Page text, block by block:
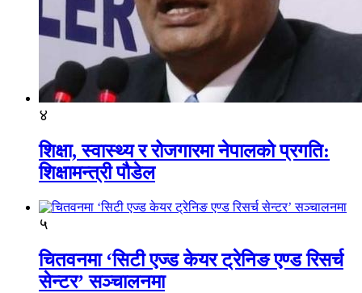
४
शिक्षा, स्वास्थ्य र रोजगारमा नेपालको प्रगति:
शिक्षामन्त्री पौडेल
५
चितवनमा ‘सिटी एज्ड केयर ट्रेनिङ एण्ड रिसर्च
सेन्टर’ सञ्चालनमा